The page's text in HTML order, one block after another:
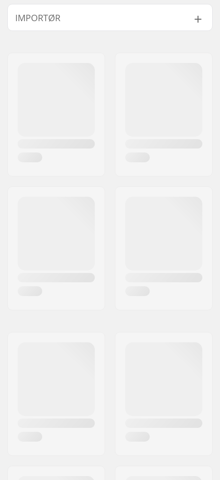
Hjuldiameter:
52mm, 53mm
Hjulbredde:
Hjulets Kontaktflade:
17mm
IMPORTØR